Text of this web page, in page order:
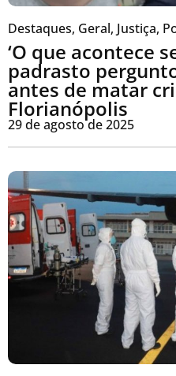
Destaques, Geral, Justiça,
‘O que acontece
padrasto
antes de matar
Florianópolis
29 de agosto de 2025